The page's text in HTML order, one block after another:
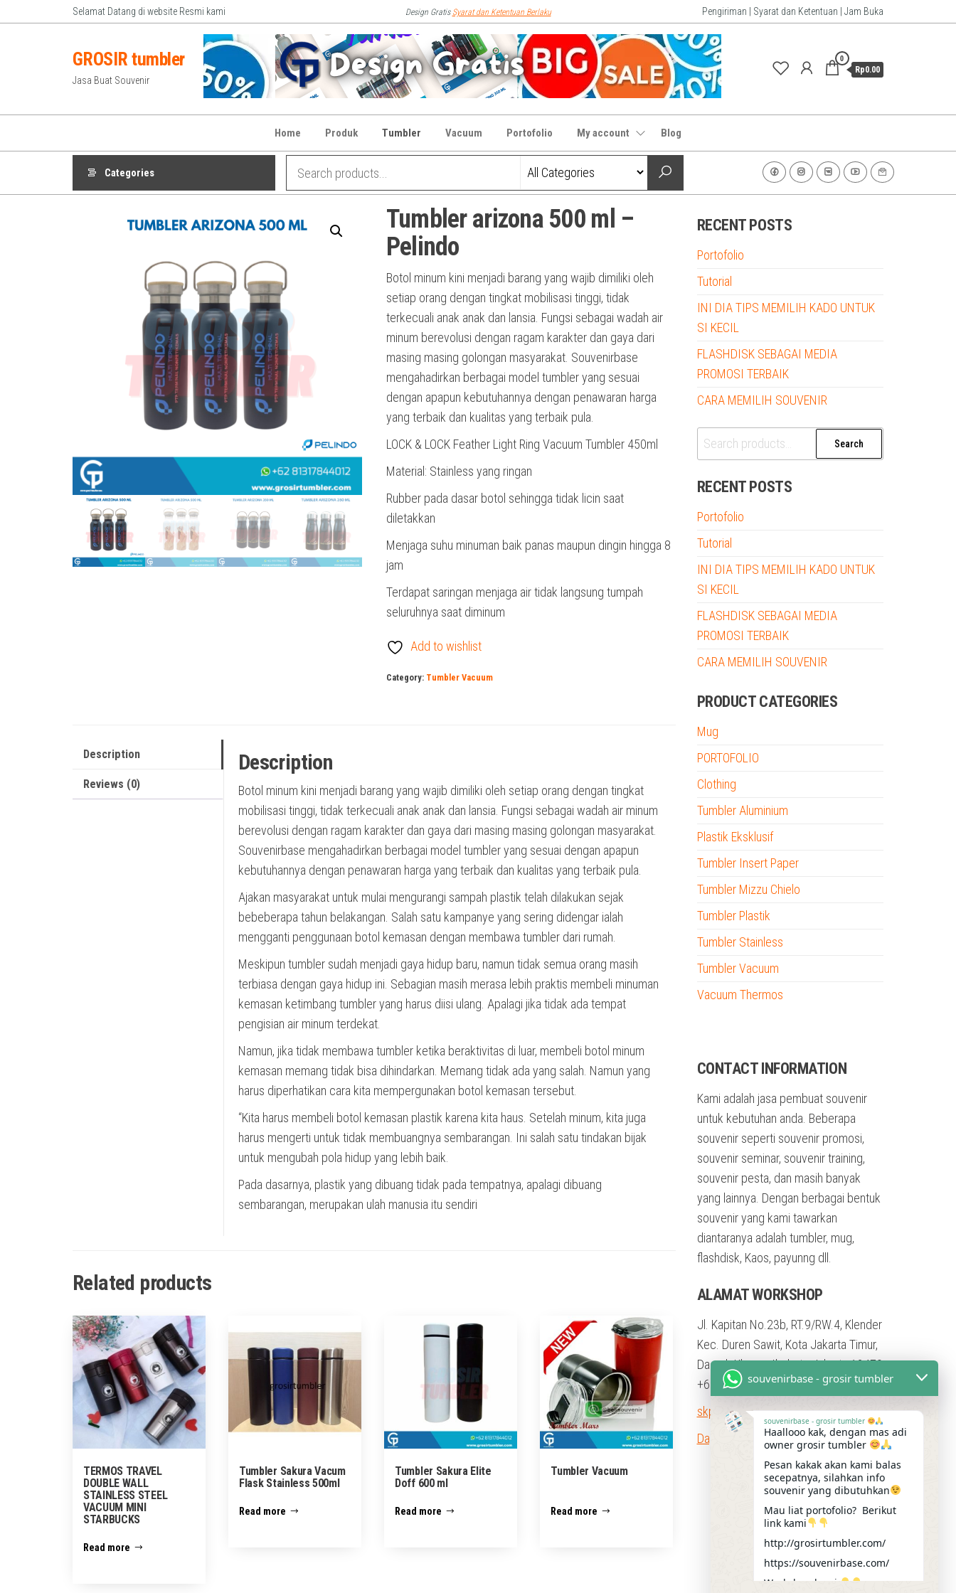
Selamat Datang di website Resmi kami Design Gratis Syarat dan Ketentuan Berlaku Pengiriman | Syarat dan Ketentuan | Jam Buka
GROSIR tumbler
Jasa Buat Souvenir
0
Rp0.00
Home Produk Tumbler Vacuum Portofolio My account Blog
Categories
Tumbler arizona 500 ml –
Pelindo
Botol minum kini menjadi barang yang wajib dimiliki oleh
setiap orang dengan tingkat mobilisasi tinggi, tidak
terkecuali anak anak dan lansia. Fungsi sebagai wadah air
minum berevolusi dengan ragam karakter dan gaya dari
masing masing golongan masyarakat. Souvenirbase
mengahadirkan berbagai model tumbler yang sesuai
dengan apapun kebutuhannya dengan penawaran harga
yang terbaik dan kualitas yang terbaik pula.
LOCK & LOCK Feather Light Ring Vacuum Tumbler 450ml
Material: Stainless yang ringan
Rubber pada dasar botol sehingga tidak licin saat
diletakkan
Menjaga suhu minuman baik panas maupun dingin hingga 8
jam
Terdapat saringan menjaga air tidak langsung tumpah
seluruhnya saat diminum
Add to wishlist
Category: Tumbler Vacuum
Description
Reviews (0)
Description
Botol minum kini menjadi barang yang wajib dimiliki oleh setiap orang dengan tingkat
mobilisasi tinggi, tidak terkecuali anak anak dan lansia. Fungsi sebagai wadah air minum
berevolusi dengan ragam karakter dan gaya dari masing masing golongan masyarakat.
Souvenirbase mengahadirkan berbagai model tumbler yang sesuai dengan apapun
kebutuhannya dengan penawaran harga yang terbaik dan kualitas yang terbaik pula.
Ajakan masyarakat untuk mulai mengurangi sampah plastik telah dilakukan sejak
bebeberapa tahun belakangan. Salah satu kampanye yang sering didengar ialah
mengganti penggunaan botol kemasan dengan membawa tumbler dari rumah.
Meskipun tumbler sudah menjadi gaya hidup baru, namun tidak semua orang masih
terbiasa dengan gaya hidup ini. Sebagian masih merasa lebih praktis membeli minuman
kemasan ketimbang tumbler yang harus diisi ulang. Apalagi jika tidak ada tempat
pengisian air minum terdekat.
Namun, jika tidak membawa tumbler ketika beraktivitas di luar, membeli botol minum
kemasan memang tidak bisa dihindarkan. Memang tidak ada yang salah. Namun yang
harus diperhatikan cara kita mempergunakan botol kemasan tersebut.
“Kita harus membeli botol kemasan plastik karena kita haus. Setelah minum, kita juga
harus mengerti untuk tidak membuangnya sembarangan. Ini salah satu tindakan bijak
untuk mengubah pola hidup yang lebih baik.
Pada dasarnya, plastik yang dibuang tidak pada tempatnya, apalagi dibuang
sembarangan, merupakan ulah manusia itu sendiri
Related products
TERMOS TRAVEL
DOUBLE WALL
STAINLESS STEEL
VACUUM MINI
STARBUCKS
Read more
Tumbler Sakura Vacum
Flask Stainless 500ml
Read more
Tumbler Sakura Elite
Doff 600 ml
Read more
Tumbler Vacuum
Read more
RECENT POSTS
Portofolio
Tutorial
INI DIA TIPS MEMILIH KADO UNTUK
SI KECIL
FLASHDISK SEBAGAI MEDIA
PROMOSI TERBAIK
CARA MEMILIH SOUVENIR
Search
for:
Search
RECENT POSTS
Portofolio
Tutorial
INI DIA TIPS MEMILIH KADO UNTUK
SI KECIL
FLASHDISK SEBAGAI MEDIA
PROMOSI TERBAIK
CARA MEMILIH SOUVENIR
PRODUCT CATEGORIES
Mug
PORTOFOLIO
Clothing
Tumbler Aluminium
Plastik Eksklusif
Tumbler Insert Paper
Tumbler Mizzu Chielo
Tumbler Plastik
Tumbler Stainless
Tumbler Vacuum
Vacuum Thermos
CONTACT INFORMATION
Kami adalah jasa pembuat souvenir
untuk kebutuhan anda. Beberapa
souvenir seperti souvenir promosi,
souvenir seminar, souvenir training,
souvenir pesta, dan masih banyak
yang lainnya. Dengan berbagai bentuk
souvenir yang kami tawarkan
diantaranya adalah tumbler, mug,
flashdisk, Kaos, payunng dll.
ALAMAT WORKSHOP
Jl. Kapitan No.23b, RT.9/RW.4, Klender
Kec. Duren Sawit, Kota Jakarta Timur,
Daerah Khusus Ibukota Jakarta 13470
+62 813 1784 4012
skpromosindo@gmail.com
Dapatkan Petunjuk Arah
souvenirbase - grosir tumbler
souvenirbase - grosir tumbler
Haallooo kak, dengan mas adi
owner grosir tumbler
Pesan kakak akan kami balas
secepatnya, silahkan info
souvenir yang dibutuhkan
Mau liat portofolio? Berikut
link kami
http://grosirtumbler.com/
https://souvenirbase.com/
Workshop kami